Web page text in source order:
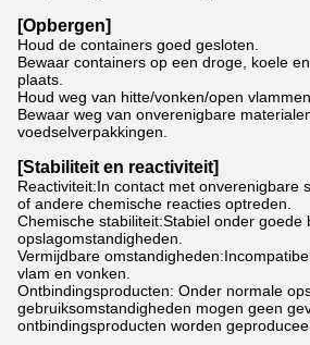
[Opbergen]
Houd de containers goed gesloten.
Bewaar containers op een droge, koele
plaats.
Houd weg van hitte/vonken/open
Bewaar weg van onverenigbare
voedselverpakkingen.
[Stabiliteit en reactiviteit]
Reactiviteit:In contact met onverenigbare
of andere chemische reacties optreden.
Chemische stabiliteit:Stabiel onder goede
opslagomstandigheden.
Vermijdbare
vlam en vonken.
Ontbindingsproducten: Onder normale
gebruiksomstandigheden mogen geen
ontbindingsproducten worden